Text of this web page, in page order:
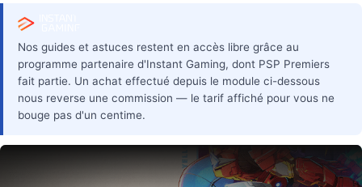
Nos guides et astuces restent en accès libre grâce au
programme partenaire d'Instant Gaming, dont PSP Premiers
fait partie. Un achat effectué depuis le module ci-dessous
nous reverse une commission — le tarif affiché pour vous ne
bouge pas d'un centime.